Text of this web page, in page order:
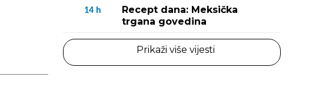
14 h
Recept dana: Meksička
trgana govedina
Prikaži više vijesti